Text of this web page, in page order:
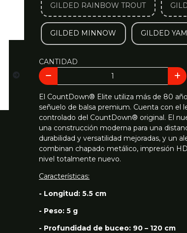
GILDED RAINBOW TROUT
GILDED MINNOW GILDED
CANTIDAD
El CountDown® Elite utiliza más de 80
señuelo de balsa premium. Cuenta con
controlado del CountDown® original. El
una construcción moderna para una
durabilidad y versatilidad mejoradas, y un
combinan chapado metálico, impresión
nivel totalmente nuevo.
Características:
- Longitud: 5.5 cm
- Peso: 5 g
- Profundidad de buceo: 90 – 120 cm